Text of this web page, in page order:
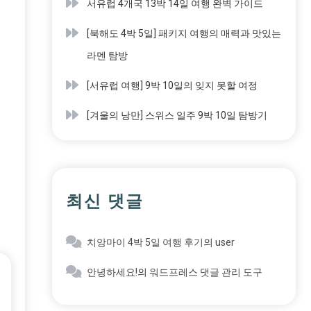
서유럽 4개국 13박 14일 여행 완벽 가이드
[북해도 4박 5일] 패키지 여행의 매력과 맛있는
라멘 탐방
[서유럽 여행] 9박 10일의 잊지 못할 여정
[겨울의 낭만] 스위스 일주 9박 10일 탐방기
최신 댓글
치앙마이 4박 5일 여행 후기의 user
안녕하세요!의 워드프레스 댓글 관리 도구